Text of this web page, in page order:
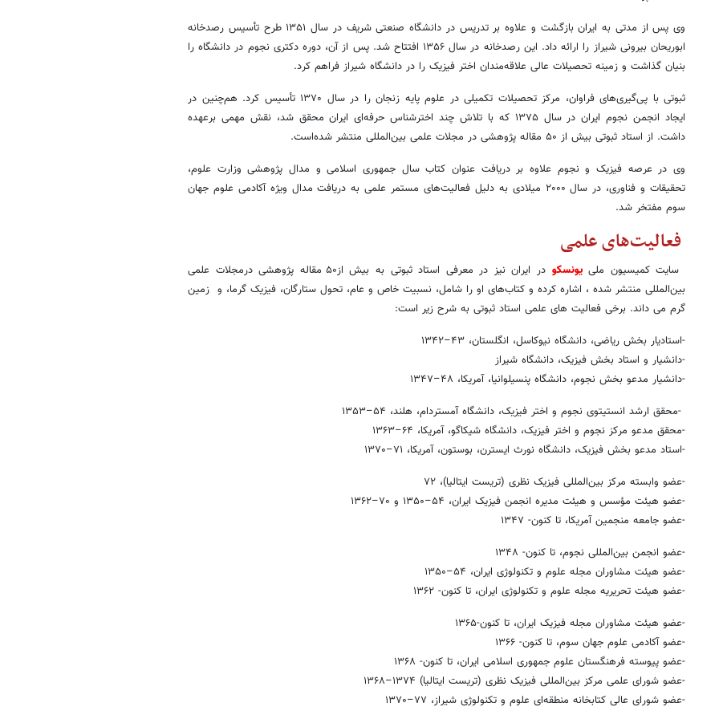
وی پس از مدتی به ایران بازگشت و علاوه بر تدریس در دانشگاه صنعتی شریف در سال ۱۳۵۱ طرح تأسیس رصدخانه
ابوریحان بیرونی شیراز را ارائه داد. این رصدخانه در سال ۱۳۵۶ افتتاح شد. پس از آن، دوره دکتری نجوم در دانشگاه را
بنیان گذاشت و زمینه تحصیلات عالی علاقه‌مندان اختر فیزیک را در دانشگاه شیراز فراهم کرد.
ثبوتی با پی‌گیری‌های فراوان، مرکز تحصیلات تکمیلی در علوم پایه زنجان را در سال ۱۳۷۰ تأسیس کرد. هم‌چنین در
ایجاد انجمن نجوم ایران در سال ۱۳۷۵ که با تلاش چند اخترشناس حرفه‌ای ایران محقق شد، نقش مهمی برعهده
داشت. از استاد ثبوتی بیش از ۵۰ مقاله پژوهشی در مجلات علمی بین‌المللی منتشر شده‌است.
وی در عرصه فیزیک و نجوم علاوه بر دریافت عنوان کتاب سال جمهوری اسلامی و مدال پژوهشی وزارت علوم،
تحقیقات و فناوری، در سال ۲۰۰۰ میلادی به دلیل فعالیت‌های مستمر علمی به دریافت مدال ویژه آکادمی علوم جهان
سوم مفتخر شد.
فعالیت‌های علمی
سایت کمیسیون ملییونسکو
در ایران نیز در معرفی استاد ثبوتی به بیش از۵۰ مقاله پژوهشی درمجلات علمی
بین‌المللی منتشر شده ، اشاره کرده و کتاب‌های او را شامل، نسبیت خاص و عام، تحول ستارگان، فیزیک گرما، و زمین
گرم می داند. برخی فعالیت های علمی استاد ثبوتی به شرح زیر است:
-استادیار بخش ریاضی، دانشگاه نیوکاسل، انگلستان، ۴۳–۱۳۴۲
-دانشیار و استاد بخش فیزیک، دانشگاه شیراز
-دانشیار مدعو بخش نجوم، دانشگاه پنسیلوانیا، آمریکا، ۴۸–۱۳۴۷
-محقق ارشد انستیتوی نجوم و اختر فیزیک، دانشگاه آمستردام، هلند، ۵۴–۱۳۵۳
-محقق مدعو مرکز نجوم و اختر فیزیک، دانشگاه شیکاگو، آمریکا، ۶۴–۱۳۶۳
-استاد مدعو بخش فیزیک، دانشگاه نورث ایسترن، بوستون، آمریکا، ۷۱–۱۳۷۰
-عضو وابسته مرکز بین‌المللی فیزیک نظری (تریست ایتالیا)، ۷۲
-عضو هیئت مؤسس و هیئت مدیره انجمن فیزیک ایران، ۵۴–۱۳۵۰ و ۷۰–۱۳۶۲
-عضو جامعه منجمین آمریکا، تا کنون- ۱۳۴۷
-عضو انجمن بین‌المللی نجوم، تا کنون- ۱۳۴۸
-عضو هیئت مشاوران مجله علوم و تکنولوژی ایران، ۵۴–۱۳۵۰
-عضو هیئت تحریریه مجله علوم و تکنولوژی ایران، تا کنون- ۱۳۶۲
-عضو هیئت مشاوران مجله فیزیک ایران، تا کنون-۱۳۶۵
-عضو آکادمی علوم جهان سوم، تا کنون- ۱۳۶۶
-عضو پیوسته فرهنگستان علوم جمهوری اسلامی ایران، تا کنون- ۱۳۶۸
-عضو شورای علمی مرکز بین‌المللی فیزیک نظری (تریست ایتالیا) ۱۳۷۴–۱۳۶۸
-عضو شورای عالی کتابخانه منطقه‌ای علوم و تکنولوژی شیراز، ۷۷–۱۳۷۰